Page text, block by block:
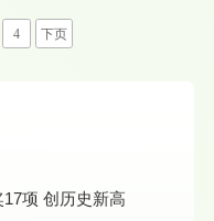
4 下页
华农获广东省哲社优秀成果奖17项 创历史新高